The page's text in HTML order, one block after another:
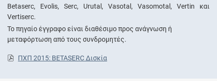
Betaserc, Evolis, Serc, Urutal, Vasotal, Vasomotal, Vertin και
Vertiserc.
Το πηγαίο έγγραφο είναι διαθέσιμο προς ανάγνωση ή
μεταφόρτωση από τους συνδρομητές.
ΠΧΠ 2015: BETASERC Δισκία